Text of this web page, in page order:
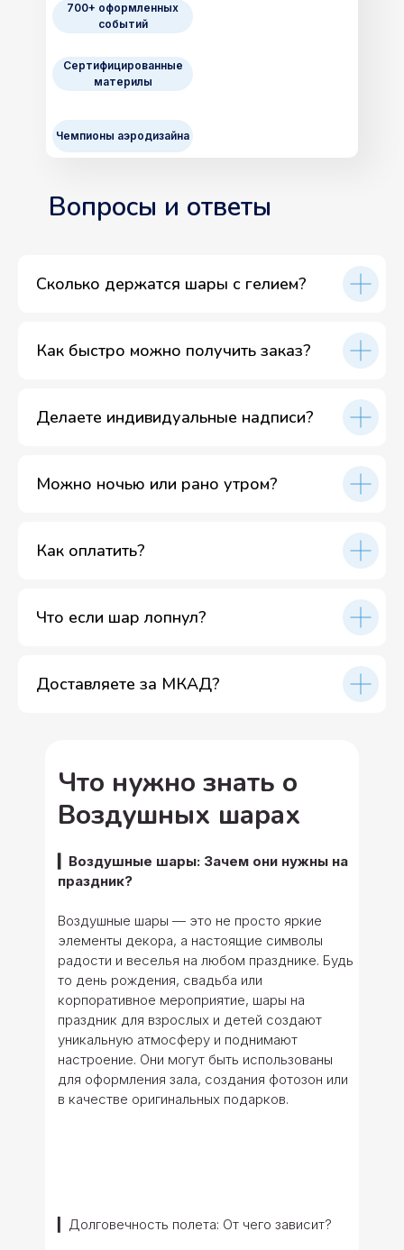
Чемпионы аэродизайна
Сертифицированные
материлы
700+ оформленных
событий
Вопросы и ответы
Сколько держатся шары с гелием?
Как быстро можно получить заказ?
Делаете индивидуальные надписи?
Можно ночью или рано утром?
Как оплатить?
Что если шар лопнул?
Доставляете за МКАД?
Что нужно знать о
Воздушных шарах
▎Воздушные шары: Зачем они нужны на
праздник?
Воздушные шары — это не просто яркие
элементы декора, а настоящие символы
радости и веселья на любом празднике. Будь
то день рождения, свадьба или
корпоративное мероприятие, шары на
праздник для взрослых и детей создают
уникальную атмосферу и поднимают
настроение. Они могут быть использованы
для оформления зала, создания фотозон или
в качестве оригинальных подарков.
▎Долговечность полета: От чего зависит?